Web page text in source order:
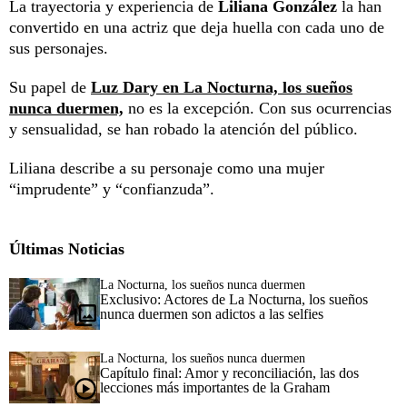
La trayectoria y experiencia de Liliana González la han
convertido en una actriz que deja huella con cada uno de
sus personajes.
Su papel de Luz Dary en La Nocturna, los sueños
nunca duermen, no es la excepción. Con sus ocurrencias
y sensualidad, se han robado la atención del público.
Liliana describe a su personaje como una mujer
“imprudente” y “confianzuda”.
Últimas Noticias
La Nocturna, los sueños nunca duermen
Exclusivo: Actores de La Nocturna, los sueños
nunca duermen son adictos a las selfies
La Nocturna, los sueños nunca duermen
Capítulo final: Amor y reconciliación, las dos
lecciones más importantes de la Graham